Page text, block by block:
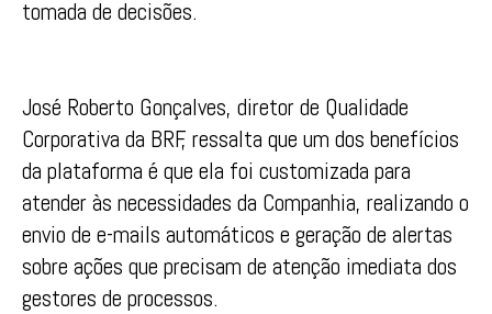
tomada de decisões.
José Roberto Gonçalves, diretor de Qualidade
Corporativa da BRF, ressalta que um dos benefícios
da plataforma é que ela foi customizada para
atender às necessidades da Companhia, realizando o
envio de e-mails automáticos e geração de alertas
sobre ações que precisam de atenção imediata dos
gestores de processos.